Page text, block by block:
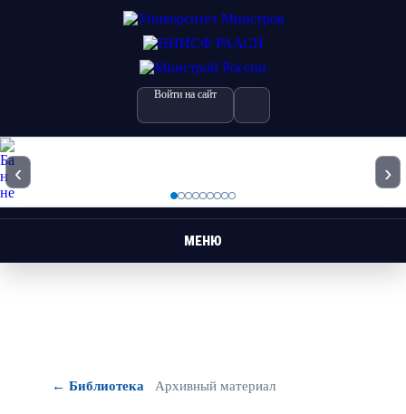
Войти на сайт
‹ ›
МЕНЮ
← Библиотека Архивный материал